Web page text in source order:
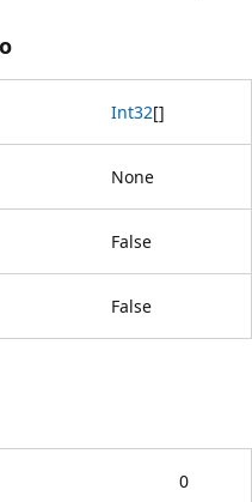
Int32[]
None
False
False
0